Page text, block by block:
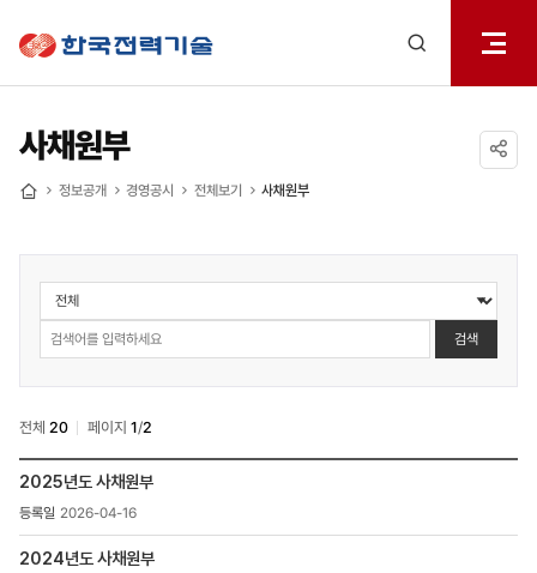
열기
사채원부
정보공개 경영공시 전체보기 사채원부
정보공개
>
경영공시
>
사채원부
검색
전체 20 페이지 1/2
>
경영공시
>
사채원부
2025년도 사채원부
2026-04-16
2024년도 사채원부